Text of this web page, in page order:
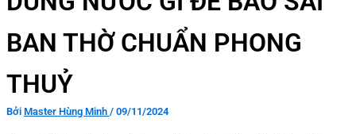
BAN THỜ CHUẨN PHONG
THUỶ
Bởi Master Hùng Minh / 09/11/2024